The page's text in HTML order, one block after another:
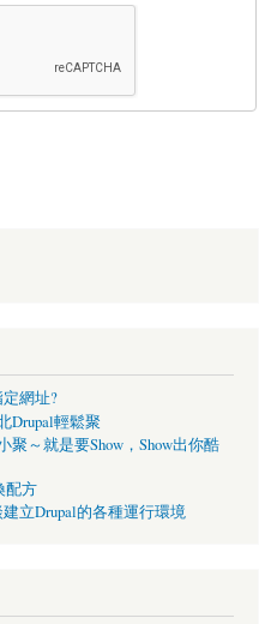
網址?
Drupal輕鬆聚
聚～就是要Show，Show出你酷
配方
建立Drupal的各種運行環境